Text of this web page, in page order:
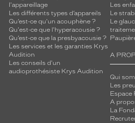
l'appareillage
Les différents types d’appareils
Qu’est-ce qu'un acouphène ?
Qu'est-ce que l'hyperacousie ?
Qu’est-ce que la presbyacousie ?
Les services et les garanties Krys
Audition
Les conseils d'un
audioprothésiste Krys Audition
Les
Le
Le
A
Qui
Les
Espace
A
La